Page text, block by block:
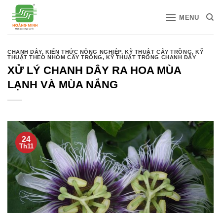
qua
MENU
CHANH DÂY,KIẾN THỨC NÔNG NGHIỆP,KỸ THUẬT CÂY TRỒNG,KỸ
THUẬT THEO NHÓM CÂY TRỒNG,KỸ THUẬT TRỒNG CHANH DÂY
XỬ LÝ CHANH DÂY RA HOA MÙA
LẠNH VÀ MÙA NẮNG
24
Th11